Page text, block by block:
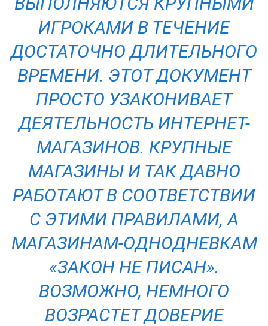
ИГРОКАМИ В ТЕЧЕНИЕ
ДОСТАТОЧНО ДЛИТЕЛЬНОГО
ВРЕМЕНИ. ЭТОТ ДОКУМЕНТ
ПРОСТО УЗАКОНИВАЕТ
ДЕЯТЕЛЬНОСТЬ ИНТЕРНЕТ-
МАГАЗИНОВ. КРУПНЫЕ
МАГАЗИНЫ И ТАК ДАВНО
РАБОТАЮТ В СООТВЕТСТВИИ
С ЭТИМИ ПРАВИЛАМИ, А
МАГАЗИНАМ-ОДНОДНЕВКАМ
«ЗАКОН НЕ ПИСАН».
ВОЗМОЖНО, НЕМНОГО
ВОЗРАСТЕТ ДОВЕРИЕ